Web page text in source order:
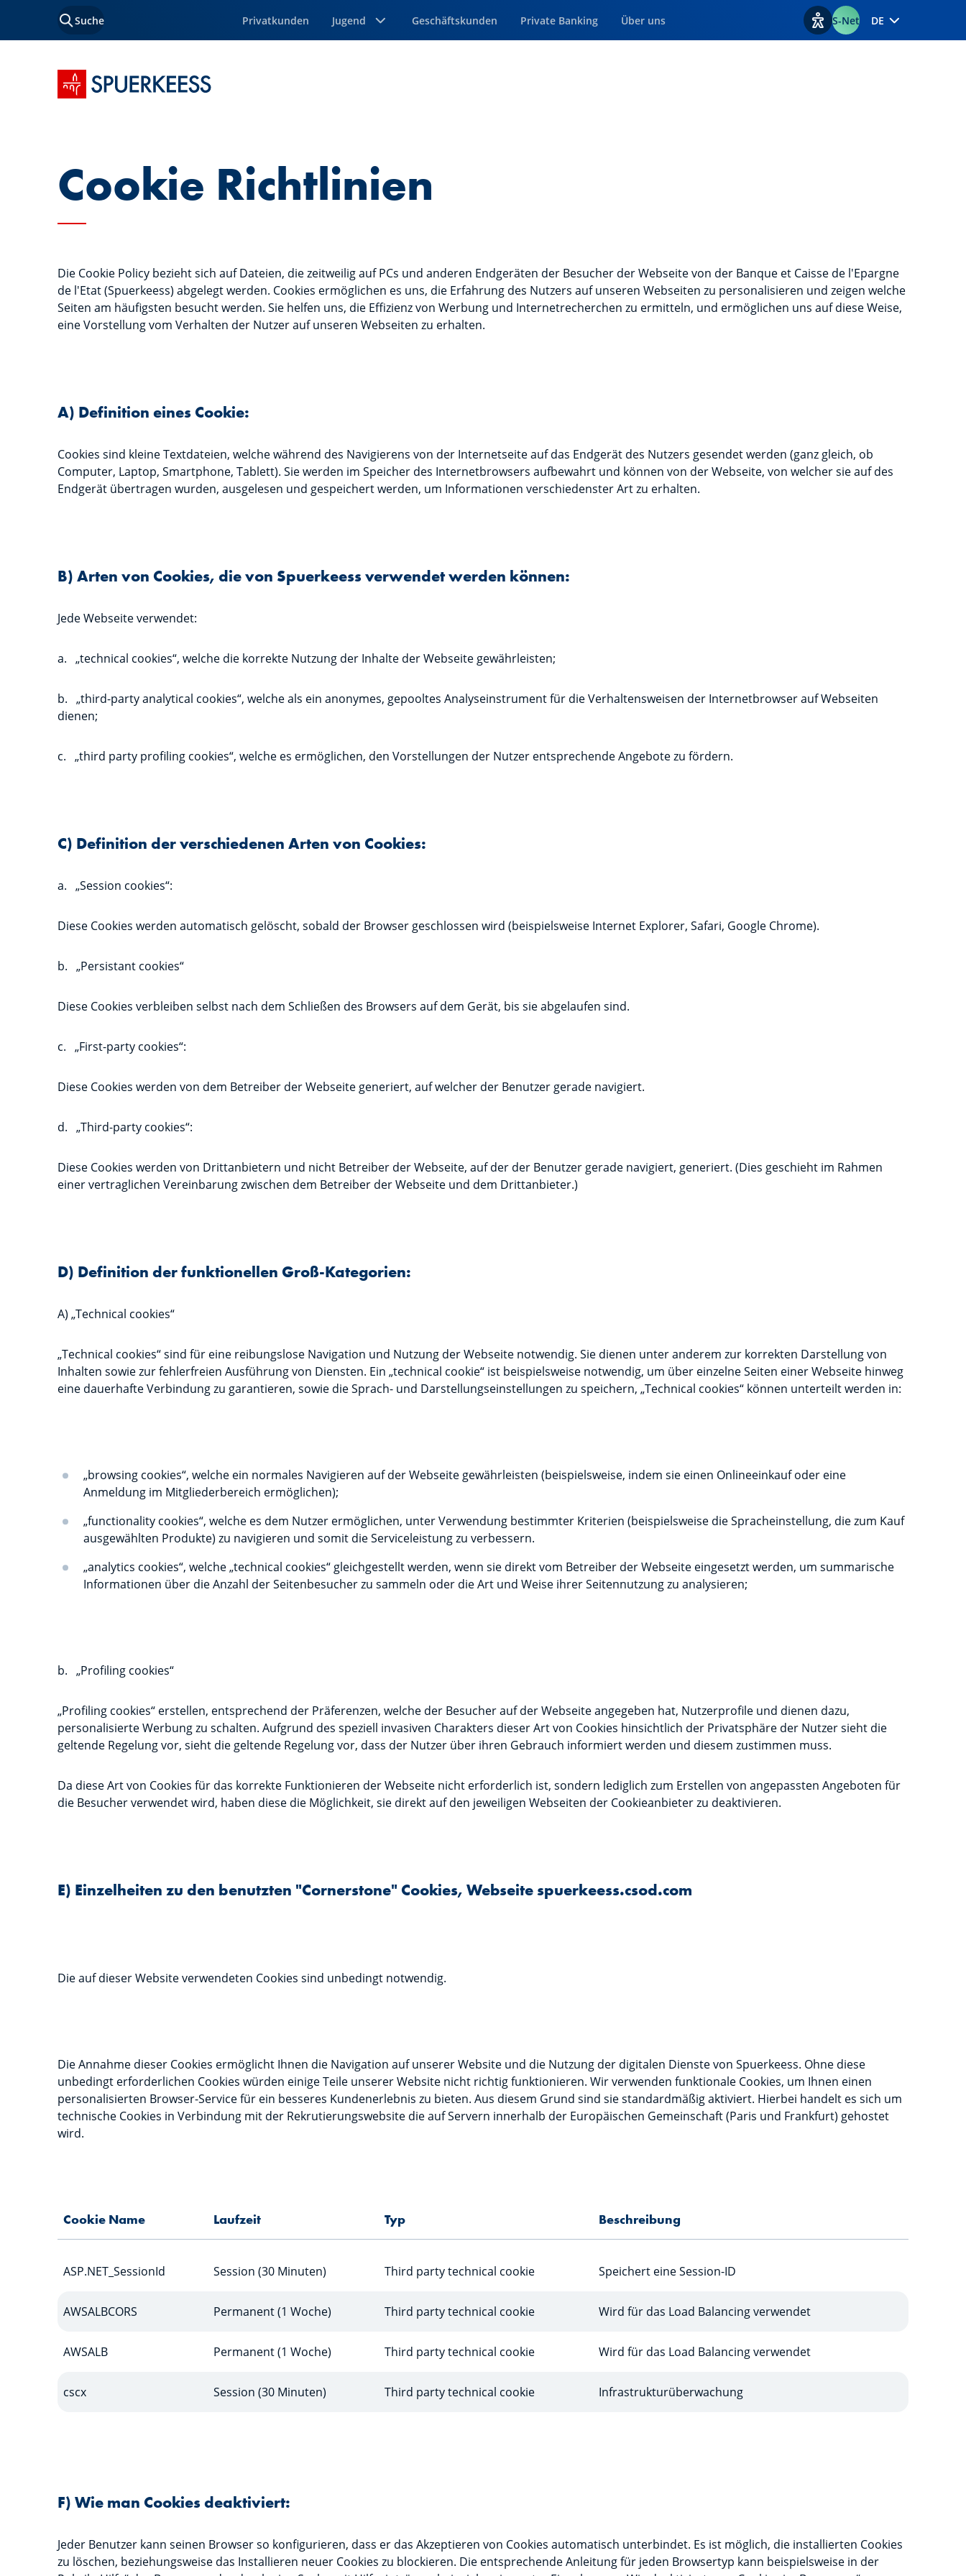
Suche Privatkunden Jugend Geschäftskunden Private Banking Über uns Optionen zur Barrierefreiheit
S-Net DE
Startseite SPUERKEESS
Cookie Richtlinien
Die Cookie Policy bezieht sich auf Dateien, die zeitweilig auf PCs und anderen Endgeräten der Besucher der Webseite von der Banque et Caisse de l'Epargne
de l'Etat (Spuerkeess) abgelegt werden. Cookies ermöglichen es uns, die Erfahrung des Nutzers auf unseren Webseiten zu personalisieren und zeigen welche
Seiten am häufigsten besucht werden. Sie helfen uns, die Effizienz von Werbung und Internetrecherchen zu ermitteln, und ermöglichen uns auf diese Weise,
eine Vorstellung vom Verhalten der Nutzer auf unseren Webseiten zu erhalten.
A) Definition eines Cookie:
Cookies sind kleine Textdateien, welche während des Navigierens von der Internetseite auf das Endgerät des Nutzers gesendet werden (ganz gleich, ob
Computer, Laptop, Smartphone, Tablett). Sie werden im Speicher des Internetbrowsers aufbewahrt und können von der Webseite, von welcher sie auf des
Endgerät übertragen wurden, ausgelesen und gespeichert werden, um Informationen verschiedenster Art zu erhalten.
B) Arten von Cookies, die von Spuerkeess verwendet werden können:
Jede Webseite verwendet:
a. „technical cookies“, welche die korrekte Nutzung der Inhalte der Webseite gewährleisten;
b. „third-party analytical cookies“, welche als ein anonymes, gepooltes Analyseinstrument für die Verhaltensweisen der Internetbrowser auf Webseiten
dienen;
c. „third party profiling cookies“, welche es ermöglichen, den Vorstellungen der Nutzer entsprechende Angebote zu fördern.
C) Definition der verschiedenen Arten von Cookies:
a. „Session cookies“:
Diese Cookies werden automatisch gelöscht, sobald der Browser geschlossen wird (beispielsweise Internet Explorer, Safari, Google Chrome).
b. „Persistant cookies“
Diese Cookies verbleiben selbst nach dem Schließen des Browsers auf dem Gerät, bis sie abgelaufen sind.
c. „First-party cookies“:
Diese Cookies werden von dem Betreiber der Webseite generiert, auf welcher der Benutzer gerade navigiert.
d. „Third-party cookies“:
Diese Cookies werden von Drittanbietern und nicht Betreiber der Webseite, auf der der Benutzer gerade navigiert, generiert. (Dies geschieht im Rahmen
einer vertraglichen Vereinbarung zwischen dem Betreiber der Webseite und dem Drittanbieter.)
D) Definition der funktionellen Groß-Kategorien:
A) „Technical cookies“
„Technical cookies“ sind für eine reibungslose Navigation und Nutzung der Webseite notwendig. Sie dienen unter anderem zur korrekten Darstellung von
Inhalten sowie zur fehlerfreien Ausführung von Diensten. Ein „technical cookie“ ist beispielsweise notwendig, um über einzelne Seiten einer Webseite hinweg
eine dauerhafte Verbindung zu garantieren, sowie die Sprach- und Darstellungseinstellungen zu speichern, „Technical cookies“ können unterteilt werden in:
„browsing cookies“, welche ein normales Navigieren auf der Webseite gewährleisten (beispielsweise, indem sie einen Onlineeinkauf oder eine
Anmeldung im Mitgliederbereich ermöglichen);
„functionality cookies“, welche es dem Nutzer ermöglichen, unter Verwendung bestimmter Kriterien (beispielsweise die Spracheinstellung, die zum Kauf
ausgewählten Produkte) zu navigieren und somit die Serviceleistung zu verbessern.
„analytics cookies“, welche „technical cookies“ gleichgestellt werden, wenn sie direkt vom Betreiber der Webseite eingesetzt werden, um summarische
Informationen über die Anzahl der Seitenbesucher zu sammeln oder die Art und Weise ihrer Seitennutzung zu analysieren;
b. „Profiling cookies“
„Profiling cookies“ erstellen, entsprechend der Präferenzen, welche der Besucher auf der Webseite angegeben hat, Nutzerprofile und dienen dazu,
personalisierte Werbung zu schalten. Aufgrund des speziell invasiven Charakters dieser Art von Cookies hinsichtlich der Privatsphäre der Nutzer sieht die
geltende Regelung vor, sieht die geltende Regelung vor, dass der Nutzer über ihren Gebrauch informiert werden und diesem zustimmen muss.
Da diese Art von Cookies für das korrekte Funktionieren der Webseite nicht erforderlich ist, sondern lediglich zum Erstellen von angepassten Angeboten für
die Besucher verwendet wird, haben diese die Möglichkeit, sie direkt auf den jeweiligen Webseiten der Cookieanbieter zu deaktivieren.
E) Einzelheiten zu den benutzten "Cornerstone" Cookies, Webseite spuerkeess.csod.com
Die auf dieser Website verwendeten Cookies sind unbedingt notwendig.
Die Annahme dieser Cookies ermöglicht Ihnen die Navigation auf unserer Website und die Nutzung der digitalen Dienste von Spuerkeess. Ohne diese
unbedingt erforderlichen Cookies würden einige Teile unserer Website nicht richtig funktionieren. Wir verwenden funktionale Cookies, um Ihnen einen
personalisierten Browser-Service für ein besseres Kundenerlebnis zu bieten. Aus diesem Grund sind sie standardmäßig aktiviert. Hierbei handelt es sich um
technische Cookies in Verbindung mit der Rekrutierungswebsite die auf Servern innerhalb der Europäischen Gemeinschaft (Paris und Frankfurt) gehostet
wird.
Cookie Name Laufzeit Typ Beschreibung
ASP.NET_SessionId Session (30 Minuten) Third party technical cookie Speichert eine Session-ID
AWSALBCORS Permanent (1 Woche) Third party technical cookie Wird für das Load Balancing verwendet
AWSALB Permanent (1 Woche) Third party technical cookie Wird für das Load Balancing verwendet
cscx Session (30 Minuten) Third party technical cookie Infrastrukturüberwachung
F) Wie man Cookies deaktiviert:
Jeder Benutzer kann seinen Browser so konfigurieren, dass er das Akzeptieren von Cookies automatisch unterbindet. Es ist möglich, die installierten Cookies
zu löschen, beziehungsweise das Installieren neuer Cookies zu blockieren. Die entsprechende Anleitung für jeden Browsertyp kann beispielsweise in der